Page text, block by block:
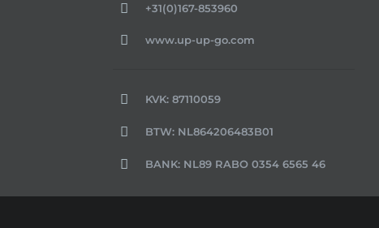
+31(0)167-853960
www.up-up-go.com
KVK: 87110059
BTW: NL864206483B01
BANK: NL89 RABO 0354 6565 46